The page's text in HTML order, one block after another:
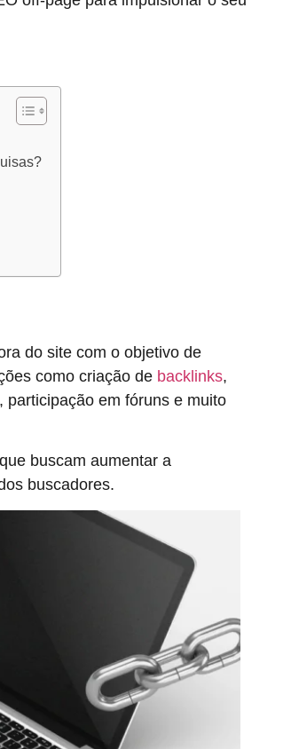
do site com o objetivo de
como criação de backlinks,
em fóruns e muito
buscam aumentar a
buscadores.